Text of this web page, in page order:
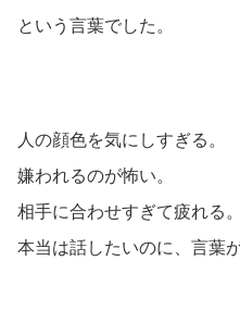
という言葉でした。
人の顔色を気にしすぎる。
嫌われるのが怖い。
相手に合わせすぎて疲れる。
本当は話したいのに、言葉